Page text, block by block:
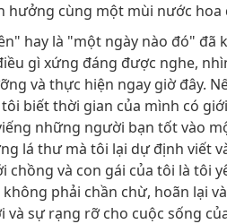
hưởng cùng một mùi nước hoa
hay là "một ngày nào đó" đã
gì xứng đáng được nghe,
và thực hiện ngay giờ đây.
biết thời gian của mình có
những người bạn tốt vào
lá thư mà tôi lại dự định viết
chồng và con gái của tôi là tôi
phải chần chừ, hoãn lại
và sự rạng rỡ cho cuộc sống